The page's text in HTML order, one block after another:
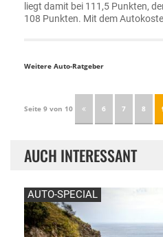
liegt damit bei 111,5 Punkten,
108 Punkten. Mit dem
Weitere Auto-Ratgeber
Seite 9 von 10 6 7 8
AUCH INTERESSANT
AUTO-SPECIAL